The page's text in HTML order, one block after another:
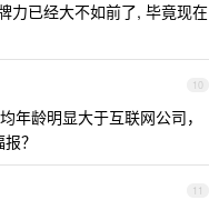
力已经大不如前了, 毕竟现在
10
年龄明显大于互联网公司，
？
11